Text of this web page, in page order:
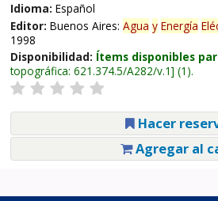
Idioma: Español
Editor: Buenos Aires: Agua y Energía
1998
Disponibilidad: Ítems disponibles
topográfica: 621.374.5/A282/v.1 (1).
Hacer
Agregar al